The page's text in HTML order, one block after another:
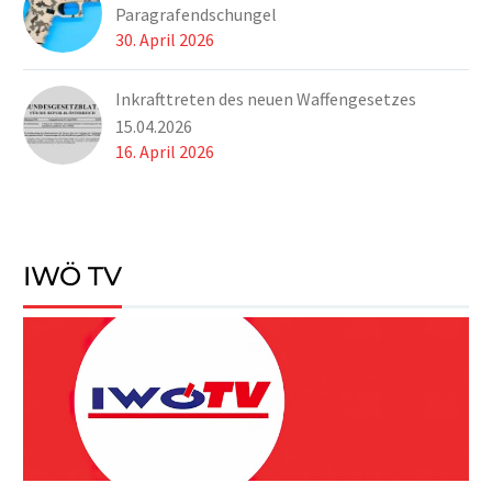
Paragrafendschungel
30. April 2026
Inkrafttreten des neuen Waffengesetzes
15.04.2026
16. April 2026
IWÖ TV